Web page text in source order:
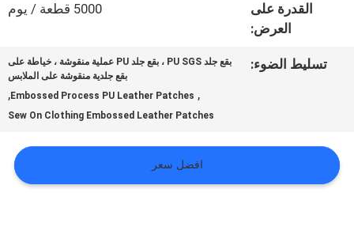
أخبار
القضايا
القدرة على
العرض:
5000 قطعة / يوم
تسليط الضوء:
بقع جلد PU SGS ، بقع جلد PU عملية منقوشة ، خياطة على
بقع جلدية منقوشة على الملابس
,
Embossed Process PU Leather Patches
,
Sew On Clothing Embossed Leather Patches
افضل سعر